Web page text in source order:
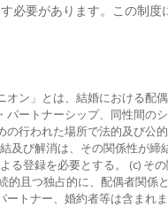
必要があります。この制度
ン」とは、結婚における配
ートナーシップ、同性間の
行われた場所で法的及び公
及び解消は、その関係性が
登録を必要とする。 (c) そ
且つ独占的に、配偶者関係
トナー、婚約者等は含まれま